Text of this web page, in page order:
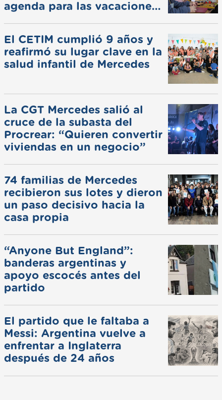
agenda para las vacaciones
El CETIM cumplió 9 años y
reafirmó su lugar clave en la
salud infantil de Mercedes
La CGT Mercedes salió al
cruce de la subasta del
Procrear: “Quieren convertir
viviendas en un negocio”
74 familias de Mercedes
recibieron sus lotes y dieron
un paso decisivo hacia la
casa propia
“Anyone But England”:
banderas argentinas y
apoyo escocés antes del
partido
El partido que le faltaba a
Messi: Argentina vuelve a
enfrentar a Inglaterra
después de 24 años